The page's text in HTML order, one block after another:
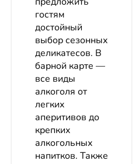
гостям
достойный
выбор сезонных
деликатесов. В
барной карте —
все виды
алкоголя от
легких
аперитивов до
крепких
алкогольных
напитков. Также